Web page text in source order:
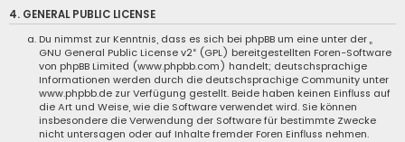
4. GENERAL PUBLIC LICENSE
Du nimmst zur Kenntnis, dass es sich bei phpBB um eine unter der „
GNU General Public License v2“ (GPL) bereitgestellten Foren-Software
von phpBB Limited (www.phpbb.com) handelt; deutschsprachige
Informationen werden durch die deutschsprachige Community unter
www.phpbb.de zur Verfügung gestellt. Beide haben keinen Einfluss auf
die Art und Weise, wie die Software verwendet wird. Sie können
insbesondere die Verwendung der Software für bestimmte Zwecke
nicht untersagen oder auf Inhalte fremder Foren Einfluss nehmen.